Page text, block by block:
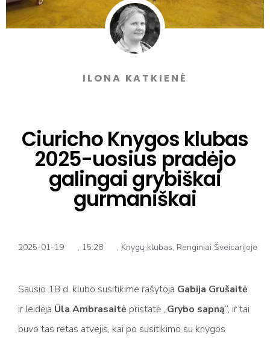
ILONA KATKIENĖ
Ciuricho Knygos klubas
2025-uosius pradėjo
galingai grybiškai
gurmaniškai
2025-01-19 , 15:28 , Knygų klubas, Renginiai Šveicarijoje
Sausio 18 d. klubo susitikime rašytoja Gabija Grušaitė
ir leidėja Ūla Ambrasaitė pristatė „Grybo sapną“, ir tai
buvo tas retas atvejis, kai po susitikimo su knygos